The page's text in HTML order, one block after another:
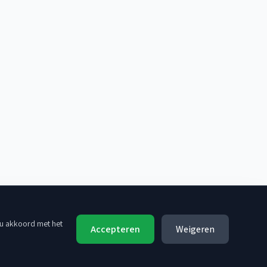
akkoord met het
Accepteren Weigeren